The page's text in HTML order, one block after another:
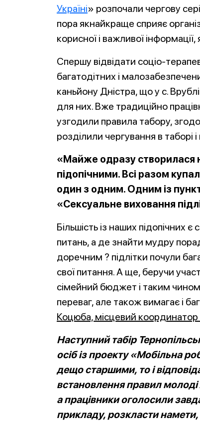
Україні» розпочали чергову
пора якнайкраще сприяє
корисної і важливої
Спершу відвідати соціо-
багатодітних і
каньйону Дністра, що у с.
для них. Вже традиційно
узгодили правила табору,
розділили чергування в таборі
«Майже одразу створилася
підопічними. Всі разом
один з одним. Одним із
«Сексуальне виховання
Більшість із наших підопічних є
питань, а де знайти мудру
доречним ? підлітки почули
свої питання. А ще, беручи
сімейний бюджет і таким
переваг, але також вимагає і
Коцюба, місцевий координатор
Наступний табір
осіб із проекту «Мобільна
дещо старшими, то і
встановлення правил
а працівники оголосили
прикладу, розкласти